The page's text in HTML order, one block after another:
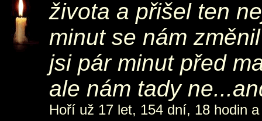
života a přišel ten
minut se nám
jsi pár minut před
ale nám tady
Hoří už 17 let, 154 dní, 18 hodin